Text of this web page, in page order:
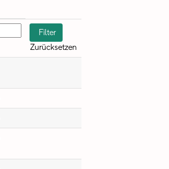
Zurücksetzen